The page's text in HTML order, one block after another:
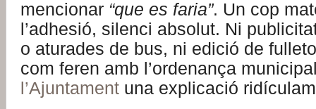
mencionar “que es faria”. Un cop
l’adhesió, silenci absolut. Ni
o aturades de bus, ni edició de
com feren amb l’ordenança
l’Ajuntament una explicació